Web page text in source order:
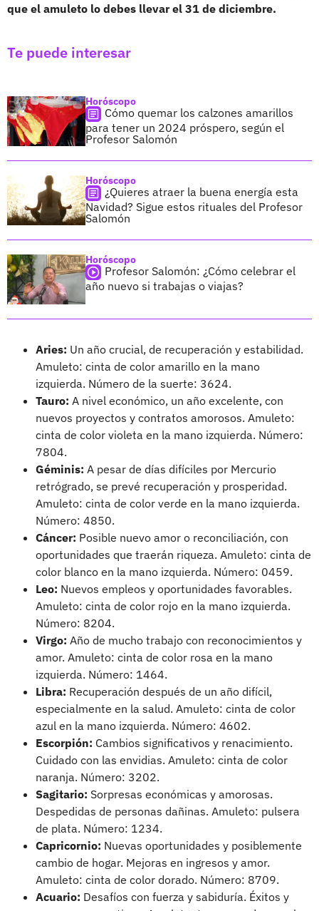
que el amuleto lo debes llevar el 31 de diciembre.
Te puede interesar
Horóscopo
Cómo quemar los calzones amarillos
para tener un 2024 próspero, según el
Profesor Salomón
Horóscopo
¿Quieres atraer la buena energía esta
Navidad? Sigue estos rituales del Profesor
Salomón
Horóscopo
Profesor Salomón: ¿Cómo celebrar el
año nuevo si trabajas o viajas?
Aries: Un año crucial, de recuperación y estabilidad.
Amuleto: cinta de color amarillo en la mano
izquierda. Número de la suerte: 3624.
Tauro: A nivel económico, un año excelente, con
nuevos proyectos y contratos amorosos. Amuleto:
cinta de color violeta en la mano izquierda. Número:
7804.
Géminis: A pesar de días difíciles por Mercurio
retrógrado, se prevé recuperación y prosperidad.
Amuleto: cinta de color verde en la mano izquierda.
Número: 4850.
Cáncer: Posible nuevo amor o reconciliación, con
oportunidades que traerán riqueza. Amuleto: cinta de
color blanco en la mano izquierda. Número: 0459.
Leo: Nuevos empleos y oportunidades favorables.
Amuleto: cinta de color rojo en la mano izquierda.
Número: 8204.
Virgo: Año de mucho trabajo con reconocimientos y
amor. Amuleto: cinta de color rosa en la mano
izquierda. Número: 1464.
Libra: Recuperación después de un año difícil,
especialmente en la salud. Amuleto: cinta de color
azul en la mano izquierda. Número: 4602.
Escorpión: Cambios significativos y renacimiento.
Cuidado con las envidias. Amuleto: cinta de color
naranja. Número: 3202.
Sagitario: Sorpresas económicas y amorosas.
Despedidas de personas dañinas. Amuleto: pulsera
de plata. Número: 1234.
Capricornio: Nuevas oportunidades y posiblemente
cambio de hogar. Mejoras en ingresos y amor.
Amuleto: cinta de color dorado. Número: 8709.
Acuario: Desafíos con fuerza y sabiduría. Éxitos y